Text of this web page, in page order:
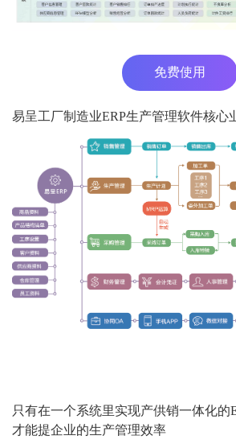
免费使用
易呈工厂制造业ERP生产管理软件核心
只有在一个系统里实现产供销一体化的
才能提企业的生产管理效率